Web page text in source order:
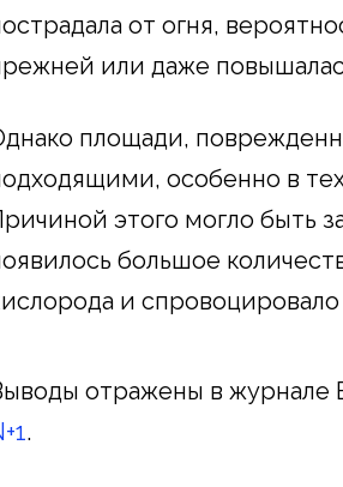
от огня,
или даже
площади,
особенно в
этого могло быть
большое
и
отражены в журнале
.